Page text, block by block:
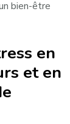
bien-être
en
et en